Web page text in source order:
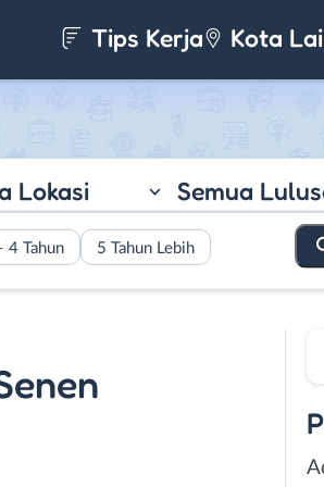
Tips Kerja Kota
Lokasi Semua
4 Tahun 5 Tahun Lebih